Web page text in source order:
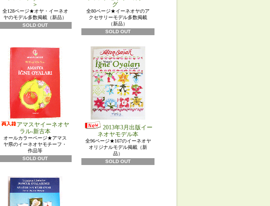
＞
全128ページ★オヤ・イーネオ
ヤのモデル多数掲載（新品）
SOLD OUT
グ
全80ページ★イーネオヤのア
クセサリーモデル多数掲載
（新品）
SOLD OUT
アマスヤイーネオヤ
ラル-新古本
オールカラーページ★アマス
ヤ県のイーネオヤモチーフ・
作品等
SOLD OUT
2013年3月出版イー
ネオヤモデル本
全96ページ★167のイーネオヤ
オリジナルモデル掲載（新
品）
SOLD OUT